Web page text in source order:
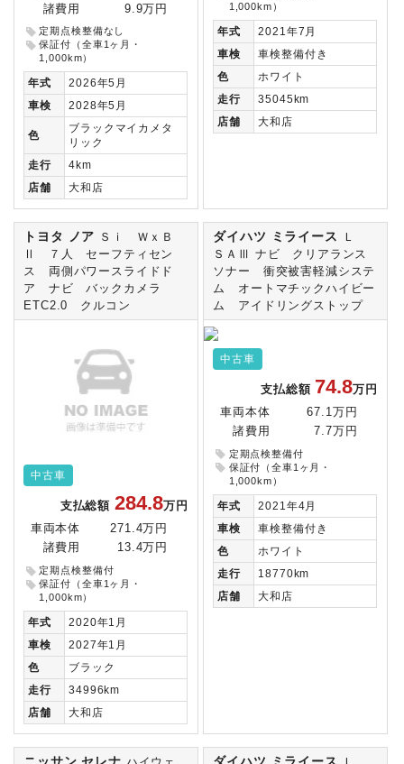
諸費用
9.9万円
定期点検整備なし
保証付（全車1ヶ月・
1,000km）
年式
2026年5月
車検
2028年5月
色
ブラックマイカメタ
リック
走行
4km
店舗
大和店
1,000km）
年式
2021年7月
車検
車検整備付き
色
ホワイト
走行
35045km
店舗
大和店
トヨタ ノア
Ｓｉ ＷｘＢ
Ⅱ ７人 セーフティセン
ス 両側パワースライドド
ア ナビ バックカメラ
ETC2.0 クルコン
中古車
支払総額 284.8万円
車両本体
271.4万円
諸費用
13.4万円
定期点検整備付
保証付（全車1ヶ月・
1,000km）
年式
2020年1月
車検
2027年1月
色
ブラック
走行
34996km
店舗
大和店
ダイハツ ミライース
Ｌ
ＳＡⅢ ナビ クリアランス
ソナー 衝突被害軽減システ
ム オートマチックハイビー
ム アイドリングストップ
中古車
支払総額 74.8万円
車両本体
67.1万円
諸費用
7.7万円
定期点検整備付
保証付（全車1ヶ月・
1,000km）
年式
2021年4月
車検
車検整備付き
色
ホワイト
走行
18770km
店舗
大和店